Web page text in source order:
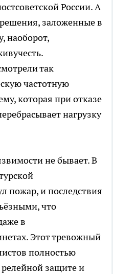
России. А
заложенные в
наоборот,
так
частотную
которая при отказе
нагрузку
не бывает. В
пожар, и последствия
что
в
Этот тревожный
полностью
защите и